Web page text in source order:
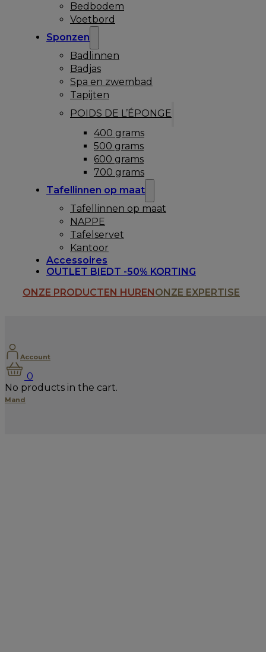
Bedbodem
Voetbord
Sponzen
Badlinnen
Badjas
Spa en zwembad
Tapijten
POIDS DE L’ÉPONGE
400 grams
500 grams
600 grams
700 grams
Tafellinnen op maat
Tafellinnen op maat
NAPPE
Tafelservet
Kantoor
Accessoires
OUTLET BIEDT -50% KORTING
ONZE PRODUCTEN HUREN ONZE EXPERTISE
Account
0
No products in the cart.
Mand